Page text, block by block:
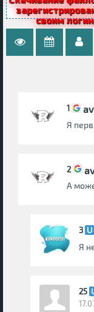
своим
1
Я
2
А
3
Я
25